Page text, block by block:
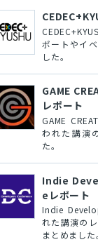
ポートやイ
した。
GAME
レポート
GAME
われた講演
た。
Indie
eレポート
Indie
れた講演の
まとめました